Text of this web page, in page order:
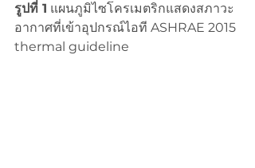
รูปที่ 1 แผนภูมิไซโครเมตริกแสดงสภาวะ
อากาศที่เข้าอุปกรณ์ไอที ASHRAE 2015
thermal guideline